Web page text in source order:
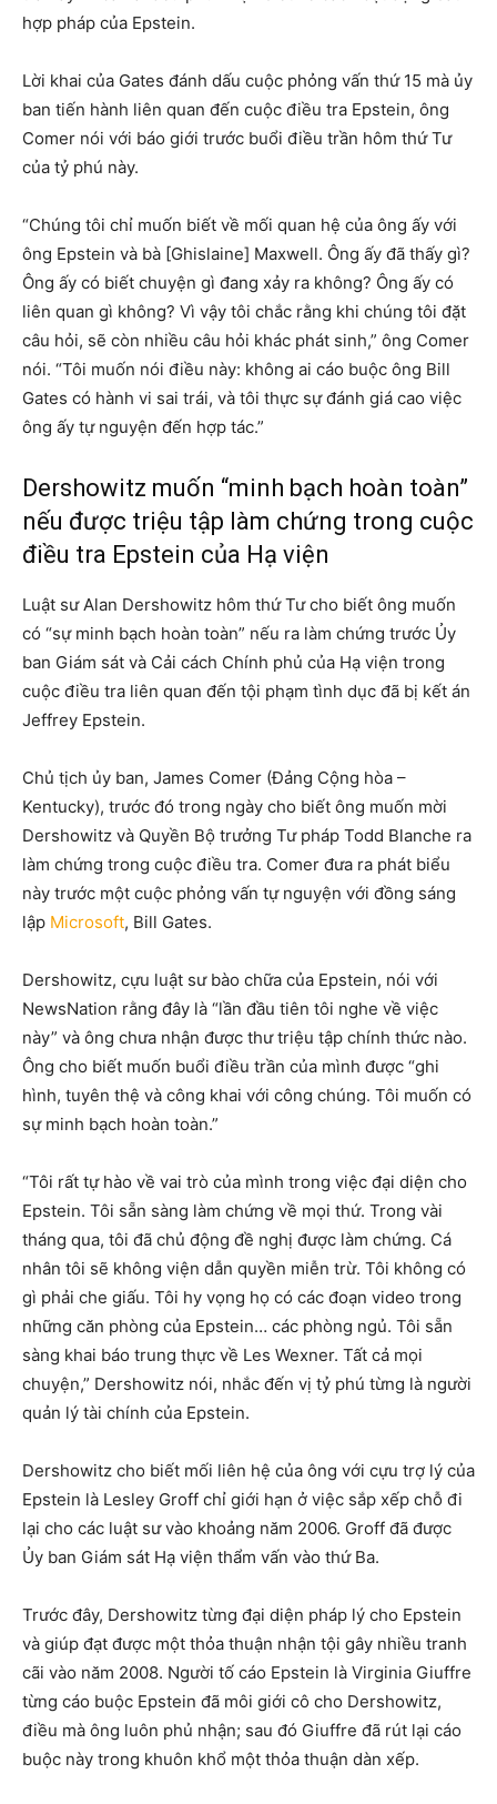
hợp pháp của Epstein.
Lời khai của Gates đánh dấu cuộc phỏng vấn thứ 15 mà ủy
ban tiến hành liên quan đến cuộc điều tra Epstein, ông
Comer nói với báo giới trước buổi điều trần hôm thứ Tư
của tỷ phú này.
“Chúng tôi chỉ muốn biết về mối quan hệ của ông ấy với
ông Epstein và bà [Ghislaine] Maxwell. Ông ấy đã thấy gì?
Ông ấy có biết chuyện gì đang xảy ra không? Ông ấy có
liên quan gì không? Vì vậy tôi chắc rằng khi chúng tôi đặt
câu hỏi, sẽ còn nhiều câu hỏi khác phát sinh,” ông Comer
nói. “Tôi muốn nói điều này: không ai cáo buộc ông Bill
Gates có hành vi sai trái, và tôi thực sự đánh giá cao việc
ông ấy tự nguyện đến hợp tác.”
Dershowitz muốn “minh bạch hoàn toàn”
nếu được triệu tập làm chứng trong cuộc
điều tra Epstein của Hạ viện
Luật sư Alan Dershowitz hôm thứ Tư cho biết ông muốn
có “sự minh bạch hoàn toàn” nếu ra làm chứng trước Ủy
ban Giám sát và Cải cách Chính phủ của Hạ viện trong
cuộc điều tra liên quan đến tội phạm tình dục đã bị kết án
Jeffrey Epstein.
Chủ tịch ủy ban, James Comer (Đảng Cộng hòa –
Kentucky), trước đó trong ngày cho biết ông muốn mời
Dershowitz và Quyền Bộ trưởng Tư pháp Todd Blanche ra
làm chứng trong cuộc điều tra. Comer đưa ra phát biểu
này trước một cuộc phỏng vấn tự nguyện với đồng sáng
lập Microsoft, Bill Gates.
Dershowitz, cựu luật sư bào chữa của Epstein, nói với
NewsNation rằng đây là “lần đầu tiên tôi nghe về việc
này” và ông chưa nhận được thư triệu tập chính thức nào.
Ông cho biết muốn buổi điều trần của mình được “ghi
hình, tuyên thệ và công khai với công chúng. Tôi muốn có
sự minh bạch hoàn toàn.”
“Tôi rất tự hào về vai trò của mình trong việc đại diện cho
Epstein. Tôi sẵn sàng làm chứng về mọi thứ. Trong vài
tháng qua, tôi đã chủ động đề nghị được làm chứng. Cá
nhân tôi sẽ không viện dẫn quyền miễn trừ. Tôi không có
gì phải che giấu. Tôi hy vọng họ có các đoạn video trong
những căn phòng của Epstein… các phòng ngủ. Tôi sẵn
sàng khai báo trung thực về Les Wexner. Tất cả mọi
chuyện,” Dershowitz nói, nhắc đến vị tỷ phú từng là người
quản lý tài chính của Epstein.
Dershowitz cho biết mối liên hệ của ông với cựu trợ lý của
Epstein là Lesley Groff chỉ giới hạn ở việc sắp xếp chỗ đi
lại cho các luật sư vào khoảng năm 2006. Groff đã được
Ủy ban Giám sát Hạ viện thẩm vấn vào thứ Ba.
Trước đây, Dershowitz từng đại diện pháp lý cho Epstein
và giúp đạt được một thỏa thuận nhận tội gây nhiều tranh
cãi vào năm 2008. Người tố cáo Epstein là Virginia Giuffre
từng cáo buộc Epstein đã môi giới cô cho Dershowitz,
điều mà ông luôn phủ nhận; sau đó Giuffre đã rút lại cáo
buộc này trong khuôn khổ một thỏa thuận dàn xếp.